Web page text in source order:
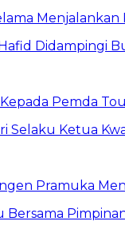
Pemda
Pramuka